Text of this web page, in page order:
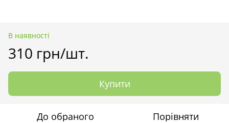
В наявності
310 грн/шт.
Купити
До обраного Порівняти